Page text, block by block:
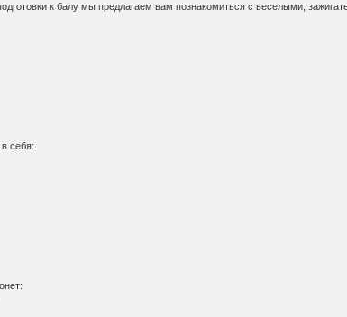
к балу мы предлагаем вам познакомиться с веселыми,
себя: